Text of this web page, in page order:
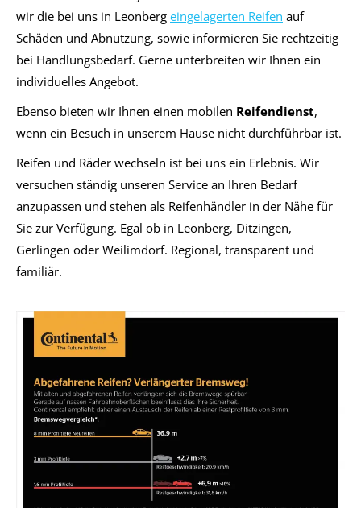
wir die bei uns in Leonberg eingelagerten Reifen auf
Schäden und Abnutzung, sowie informieren Sie rechtzeitig
bei Handlungsbedarf. Gerne unterbreiten wir Ihnen ein
individuelles Angebot.
Ebenso bieten wir Ihnen einen mobilen Reifendienst,
wenn ein Besuch in unserem Hause nicht durchführbar ist.
Reifen und Räder wechseln ist bei uns ein Erlebnis. Wir
versuchen ständig unseren Service an Ihren Bedarf
anzupassen und stehen als Reifenhändler in der Nähe für
Sie zur Verfügung. Egal ob in Leonberg, Ditzingen,
Gerlingen oder Weilimdorf. Regional, transparent und
familiär.